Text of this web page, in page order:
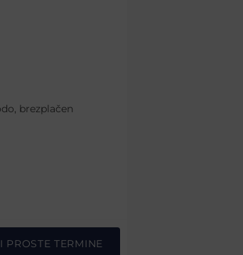
brezplačen
PROSTE TERMINE